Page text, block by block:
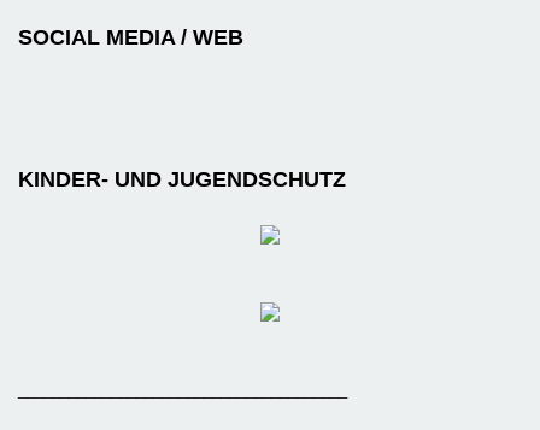
SOCIAL MEDIA / WEB
KINDER- UND JUGENDSCHUTZ